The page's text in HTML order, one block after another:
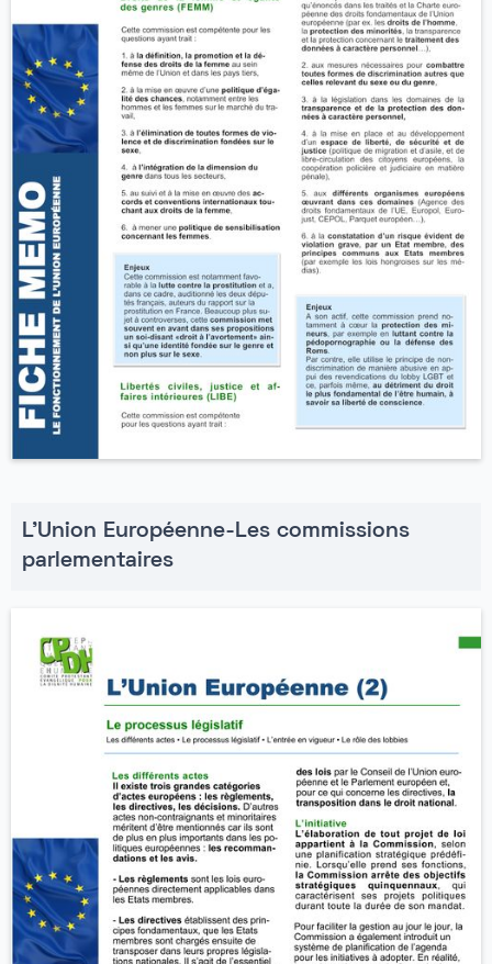
L'Union Européenne-Les commissions
parlementaires